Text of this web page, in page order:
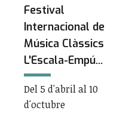
Festival
Internacional de
Música Clàssics
L'Escala-Empú...
Del 5 d'abril al 10
d'octubre